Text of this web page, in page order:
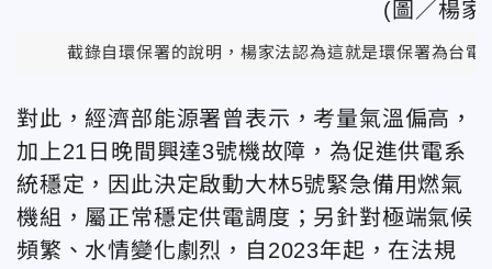
截錄自環保署的說明，楊家法認為這就是環保署為台
對此，經濟部能源署曾表示，考量氣溫偏高，
加上21日晚間興達3號機故障，為促進供電系
統穩定，因此決定啟動大林5號緊急備用燃氣
機組，屬正常穩定供電調度；另針對極端氣候
頻繁、水情變化劇烈，自2023年起，在法規